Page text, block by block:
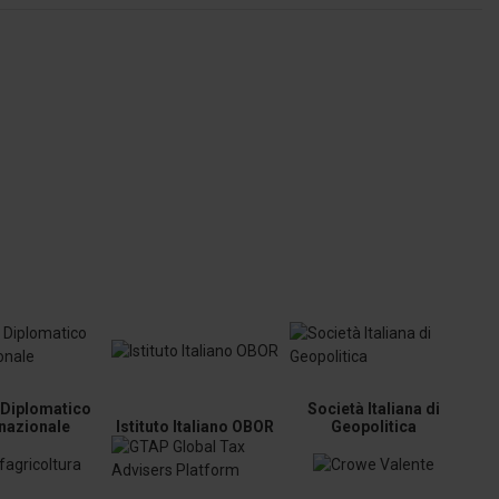
Istituto Italiano OBOR
Società Italiana di
Geopolitica